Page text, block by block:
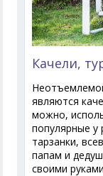
Качели,
являются
можно,
популярные у
тарзанки,
папам и
своими